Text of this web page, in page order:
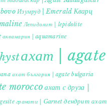
Изумруд | Emerald Кварц
Лепидолит | lepidolite
аквамарин | aquamarine
ахат | agate
ахат българия | agate bulgaria
moroccoахат с друза |
гранати | Garnet дендрит ахат